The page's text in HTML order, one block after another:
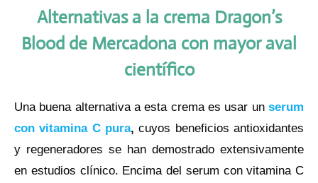
Alternativas a la crema Dragon’s
Blood de Mercadona con mayor aval
científico
Una buena alternativa a esta crema es usar un serum
con vitamina C pura, cuyos beneficios antioxidantes
y regeneradores se han demostrado extensivamente
en estudios clínico. Encima del serum con vitamina C